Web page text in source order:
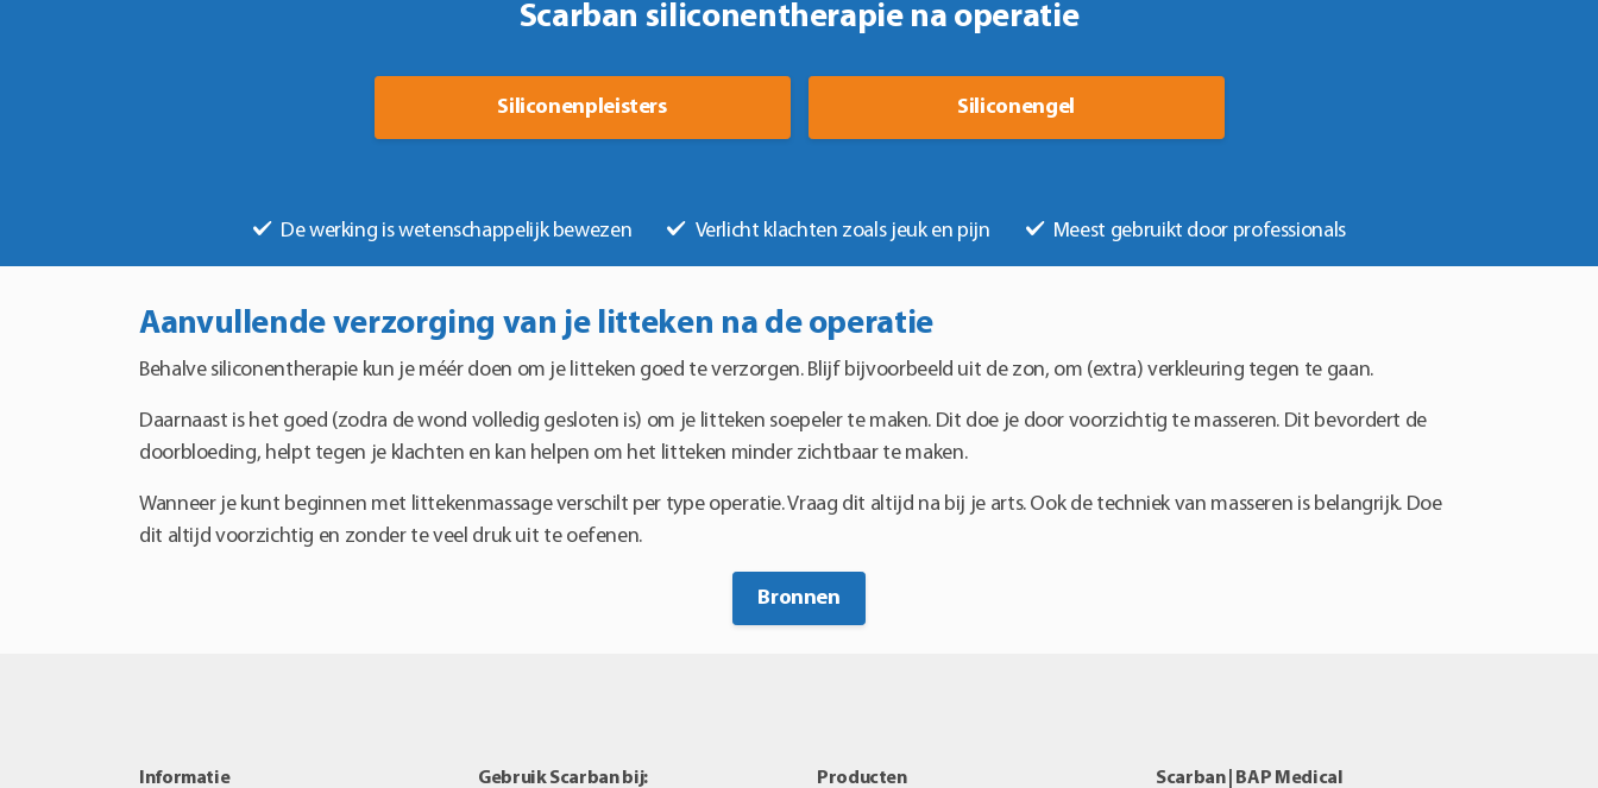
Scarban siliconentherapie na operatie
Siliconenpleisters Siliconengel
De werking is wetenschappelijk bewezen Verlicht klachten zoals jeuk en pijn Meest gebruikt door professionals
Aanvullende verzorging van je litteken na de operatie
Behalve siliconentherapie kun je méér doen om je litteken goed te verzorgen. Blijf bijvoorbeeld uit de zon, om (extra) verkleuring tegen te gaan.
Daarnaast is het goed (zodra de wond volledig gesloten is) om je litteken soepeler te maken. Dit doe je door voorzichtig te masseren. Dit bevordert de
doorbloeding, helpt tegen je klachten en kan helpen om het litteken minder zichtbaar te maken.
Wanneer je kunt beginnen met littekenmassage verschilt per type operatie. Vraag dit altijd na bij je arts. Ook de techniek van masseren is belangrijk. Doe
dit altijd voorzichtig en zonder te veel druk uit te oefenen.
Bronnen
Informatie Gebruik Scarban bij: Producten Scarban | BAP Medical